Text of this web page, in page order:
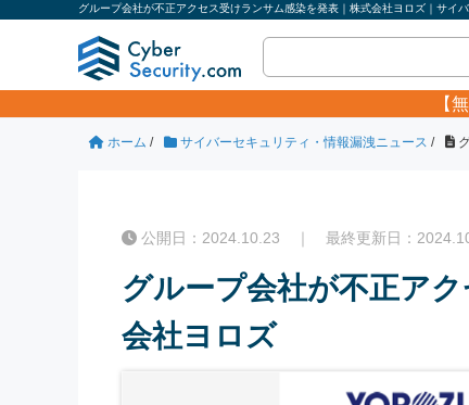
グループ会社が不正アクセス受けランサム感染を発表｜株式会社ヨロズ｜サイ
【
ホーム / サイバーセキュリティ・情報漏洩ニュース /
公開日：2024.10.23 ｜ 最終更新日：
グループ会社が不正ア
会社ヨロズ